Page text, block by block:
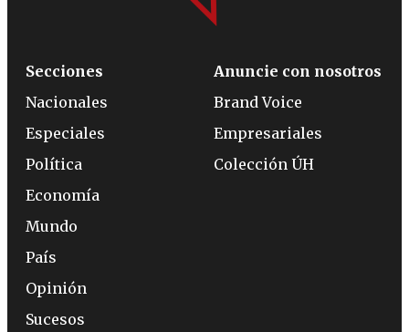
Secciones
Nacionales
Especiales
Política
Economía
Mundo
País
Opinión
Sucesos
Anuncie con nosotros
Brand Voice
Empresariales
Colección ÚH